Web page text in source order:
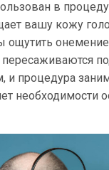
в
вашу кожу
ощутить
и процедура
необходимости